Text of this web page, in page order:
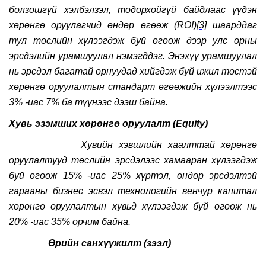
болзошгүй хэлбэлзэл, тодорхойгүй байдлаас үүдэн
хөрөнгө оруулагчид өндөр өгөөж (ROI)[3]шаарддаг
тул төслийн хүлээгдэж буй өгөөж дээр улс орны
эрсдэлийн урамшуулал нэмэгддэг. Энэхүү урамшуулал
нь эрсдэл багатай орнуудад хийгдэж буй ижил төстэй
хөрөнгө оруулалтын стандарт өгөөжийн хүлээлтээс
3% -иас 7% ба түүнээс дээш байна.
Хувь эзэмших хөрөнгө оруулалт (Equity)
Хувийн хэвшлийн хаалттай хөрөнгө
оруулалтууд төслийн эрсдэлээс хамааран хүлээгдэж
буй өгөөж 15% -иас 25% хүртэл, өндөр эрсдэлтэй
гарааны бизнес эсвэл технологийн венчур капитал
хөрөнгө оруулалтын хувьд хүлээгдэж буй өгөөж нь
20% -иас 35% орчим байна.
Өрийн санхүүжилт (зээл)